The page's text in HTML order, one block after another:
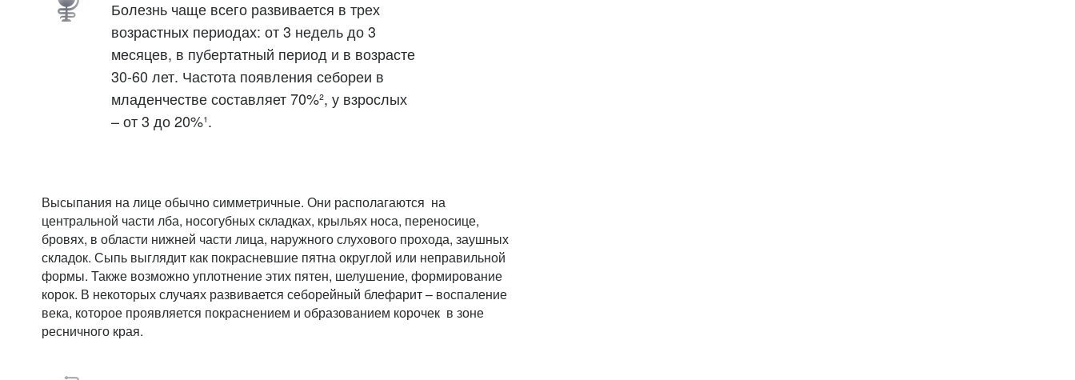
Болезнь чаще всего развивается в трех
возрастных периодах: от 3 недель до 3
месяцев, в пубертатный период и в возрасте
30-60 лет. Частота появления себореи в
младенчестве составляет 70%², у взрослых
– от 3 до 20%¹.
Высыпания на лице обычно симметричные. Они располагаются на
центральной части лба, носогубных складках, крыльях носа, переносице,
бровях, в области нижней части лица, наружного слухового прохода, заушных
складок. Сыпь выглядит как покрасневшие пятна округлой или неправильной
формы. Также возможно уплотнение этих пятен, шелушение, формирование
корок. В некоторых случаях развивается себорейный блефарит – воспаление
века, которое проявляется покраснением и образованием корочек в зоне
ресничного края.